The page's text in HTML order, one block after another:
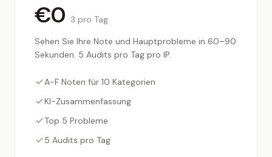
€0 3 pro Tag
Sehen Sie Ihre Note und Hauptprobleme in 60–90
Sekunden. 5 Audits pro Tag pro IP.
A-F Noten für 10 Kategorien
KI-Zusammenfassung
Top 5 Probleme
5 Audits pro Tag